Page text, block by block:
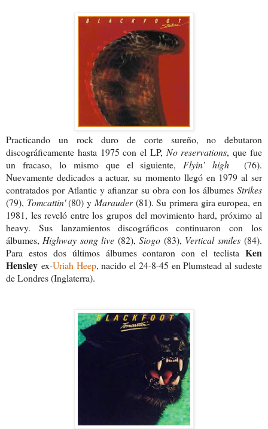
Practicando un rock duro de corte sureño, no debutaron
discográficamente hasta 1975 con el LP, No reservations, que fue
un fracaso, lo mismo que el siguiente, Flyin’ high (76).
Nuevamente dedicados a actuar, su momento llegó en 1979 al ser
contratados por Atlantic y afianzar su obra con los álbumes Strikes
(79), Tomcattin'(80) y Marauder(81). Su primera gira europea, en
1981, les reveló entre los grupos del movimiento hard, próximo al
heavy. Sus lanzamientos discográficos continuaron con los
álbumes, Highway song live (82),Siogo (83), Vertical smiles(84).
Para estos dos últimos álbumes contaron con el teclista Ken
Hensley ex-Uriah Heep, nacido el 24-8-45 en Plumstead al sudeste
de Londres (Inglaterra).